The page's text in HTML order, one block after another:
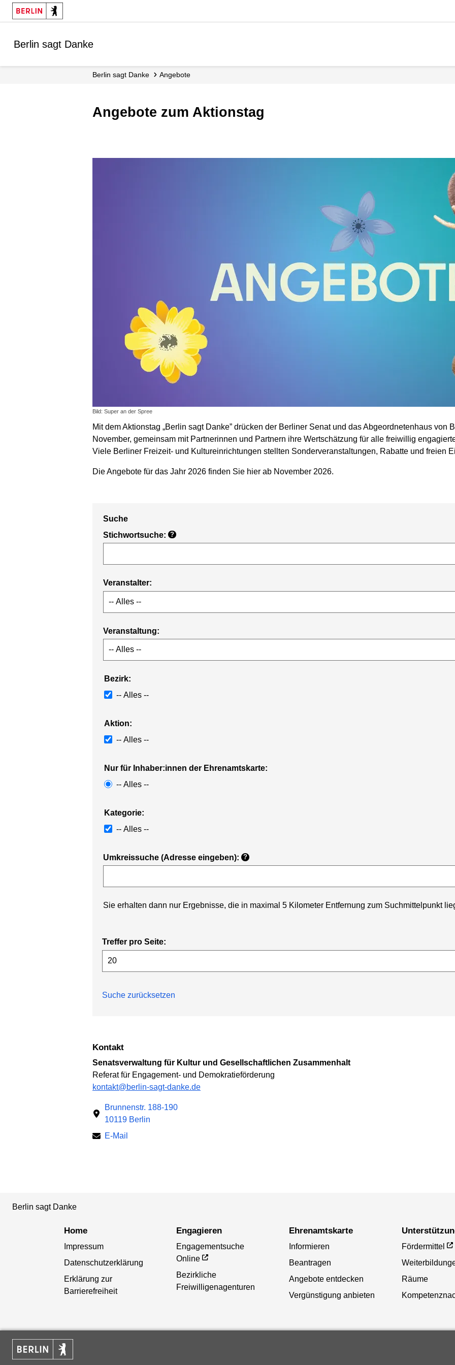
Berlin sagt Danke
Berlin sagt Danke Angebote
Angebote zum Aktionstag
Bild: Super an der Spree
Mit dem Aktionstag „Berlin sagt Danke” drücken der Berliner Senat und das Abgeordnetenhaus von
November, gemeinsam mit Partnerinnen und Partnern ihre Wertschätzung für alle freiwillig
Viele Berliner Freizeit- und Kultureinrichtungen stellten Sonderveranstaltungen, Rabatte und freien
Die Angebote für das Jahr 2026 finden Sie hier ab November 2026.
Suche
Stichwortsuche: ?
Veranstalter:
Veranstaltung:
Bezirk:
-- Alles --
Aktion:
-- Alles --
Nur für Inhaber:innen der Ehrenamtskarte:
-- Alles --
Kategorie:
-- Alles --
Umkreissuche (Adresse eingeben): ?
Sie erhalten dann nur Ergebnisse, die in maximal 5 Kilometer Entfernung zum Suchmittelpunkt
Treffer pro Seite:
Suche zurücksetzen
Kontakt
Senatsverwaltung für Kultur und Gesellschaftlichen Zusammenhalt
Referat für Engagement- und Demokratieförderung
kontakt@berlin-sagt-danke.de
Brunnenstr. 188-190
10119 Berlin
E-Mail
Berlin sagt Danke
Home
Impressum
Datenschutzerklärung
Erklärung zur
Barrierefreiheit
Engagieren
Engagementsuche
Online
Bezirkliche
Freiwilligenagenturen
Ehrenamtskarte
Informieren
Beantragen
Angebote entdecken
Vergünstigung anbieten
Fördermittel
Räume